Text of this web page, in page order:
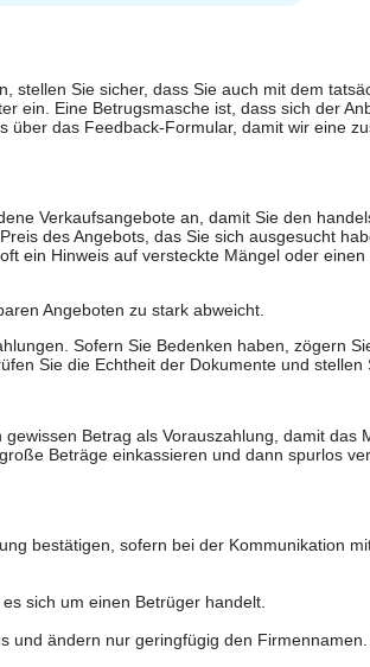
Sie sicher, dass Sie auch mit dem
ein. Eine Betrugsmasche ist, dass sich der
das Feedback-Formular, damit wir eine
Verkaufsangebote an, damit Sie den
des Angebots, das Sie sich ausgesucht
ein Hinweis auf versteckte Mängel oder
Angeboten zu stark abweicht.
Sofern Sie Bedenken haben, zögern
Sie die Echtheit der Dokumente und stellen
Betrag als Vorauszahlung, damit das
Beträge einkassieren und dann spurlos
bestätigen, sofern bei der Kommunikation
sich um einen Betrüger handelt.
ändern nur geringfügig den Firmennamen.